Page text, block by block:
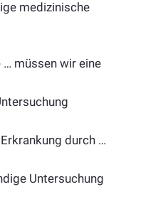
medizinische
… müssen wir eine
durch …
Untersuchung